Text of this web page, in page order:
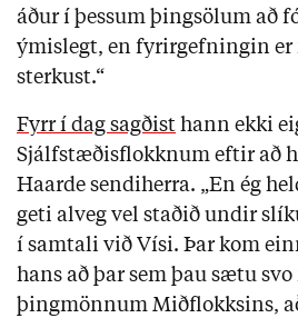
áður í þessum þingsölum að
ýmislegt, en fyrirgefningin
sterkust.“
Fyrr í dag sagðist hann ekki
Sjálfstæðisflokknum eftir að
Haarde sendiherra. „En ég
geti alveg vel staðið undir
í samtali við Vísi. Þar kom
hans að þar sem þau sætu
þingmönnum Miðflokksins,